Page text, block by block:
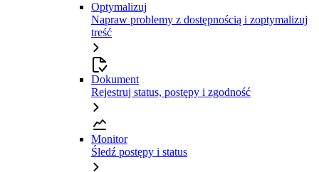
Optymalizuj
Napraw problemy z dostępnością i zoptymalizuj
treść
Dokument
Rejestruj status, postępy i zgodność
Monitor
Śledź postępy i status